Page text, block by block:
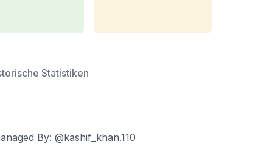
Statistiken
By: @kashif_khan.110